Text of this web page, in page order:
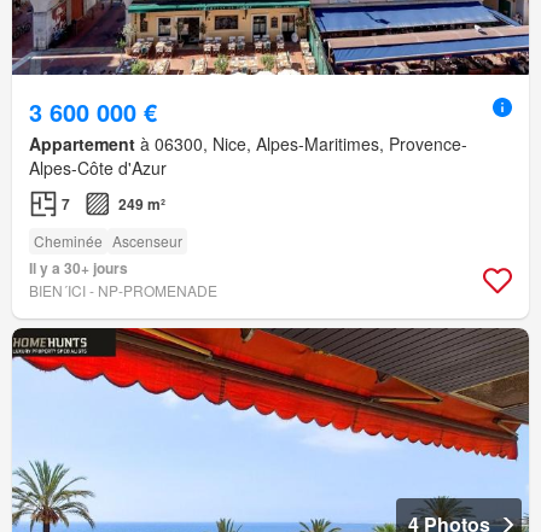
3 600 000 €
Appartement à 06300, Nice, Alpes-Maritimes, Provence-
Alpes-Côte d'Azur
7 249 m²
Cheminée Ascenseur
Il y a 30+ jours
BIEN´ICI - NP-PROMENADE
4 Photos